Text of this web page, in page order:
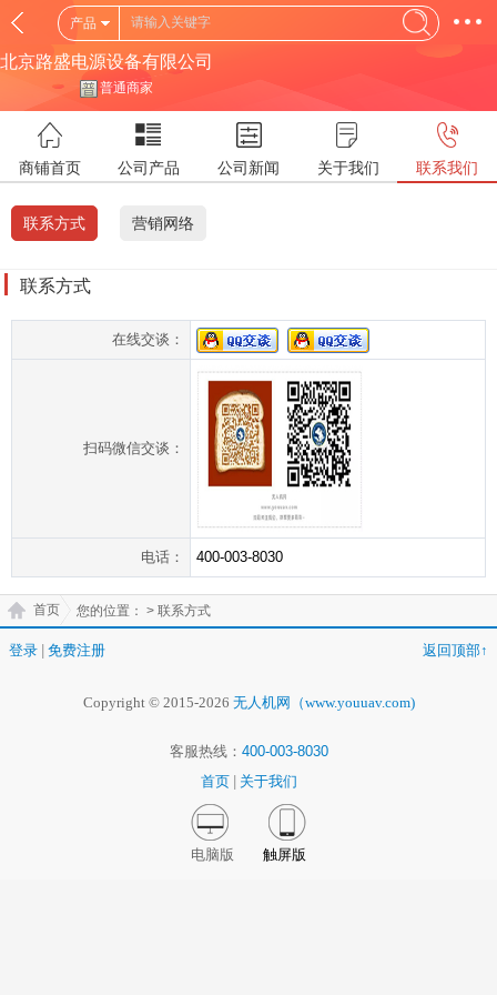
产品
北京路盛电源设备有限公司
普通商家
商铺首页 公司产品 公司新闻 关于我们 联系我们
联系方式 营销网络
联系方式
在线交谈：
扫码微信交谈：
电话： 400-003-8030
您的位置：
首页 > 联系方式
登录 免费注册 返回顶部↑
Copyright © 2015-2026 无人机网（www.youuav.com)
客服热线： 400-003-8030
首页
关于我们
电脑版 触屏版